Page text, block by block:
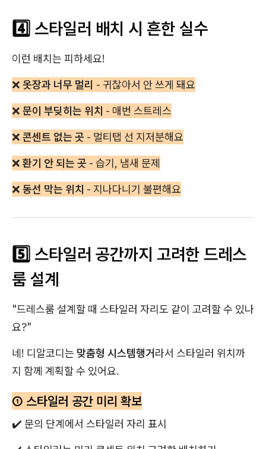
4️⃣ 스타일러 배치 시 흔한 실수
이런 배치는 피하세요!
❌ 옷장과 너무 멀리 - 귀찮아서 안 쓰게 돼요
❌ 문이 부딪히는 위치 - 매번 스트레스
❌ 콘센트 없는 곳 - 멀티탭 선 지저분해요
❌ 환기 안 되는 곳 - 습기, 냄새 문제
❌ 동선 막는 위치 - 지나다니기 불편해요
5️⃣ 스타일러 공간까지 고려한 드레스
룸 설계
"드레스룸 설계할 때 스타일러 자리도 같이 고려할 수 있나
요?"
네! 디알코디는 맞춤형 시스템행거라서 스타일러 위치까
지 함께 계획할 수 있어요.
① 스타일러 공간 미리 확보
✔️ 문의 단계에서 스타일러 자리 표시